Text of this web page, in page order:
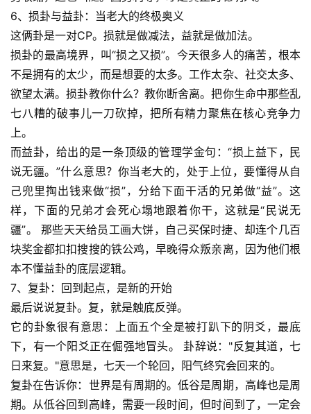
6、损卦与益卦：当老大的终极奥义
这俩卦是一对CP。损就是做减法，益就是做加法。
损卦的最高境界，叫“损之又损”。今天很多人的痛苦，根本
不是拥有的太少，而是想要的太多。工作太杂、社交太多、
欲望太满。损卦教你什么？教你断舍离。把你生命中那些乱
七八糟的破事儿一刀砍掉，把所有精力聚焦在核心竞争力
上。
而益卦，给出的是一条顶级的管理学金句：“损上益下，民
说无疆。”什么意思？你当老大的，处于上位，要懂得从自
己兜里掏出钱来做“损”，分给下面干活的兄弟做“益”。这
样，下面的兄弟才会死心塌地跟着你干，这就是“民说无
疆”。 那些天天给员工画大饼，自己买保时捷、却连个几百
块奖金都扣扣搜搜的铁公鸡，早晚得众叛亲离，因为他们根
本不懂益卦的底层逻辑。
7、复卦：回到起点，是新的开始
最后说说复卦。复，就是触底反弹。
它的卦象很有意思：上面五个全是被打趴下的阴爻，最底
下，有一个阳爻正在倔强地冒头。 卦辞说："反复其道，七
日来复。"意思是，七天一个轮回，阳气终究会回来的。
复卦在告诉你：世界是有周期的。低谷是周期，高峰也是周
期。从低谷回到高峰，需要一段时间，但时间到了，一定会